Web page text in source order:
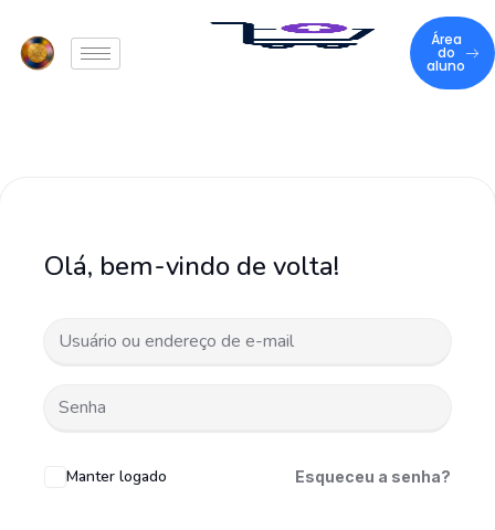
Área
do
aluno
Olá, bem-vindo de volta!
Manter logado Esqueceu a senha?